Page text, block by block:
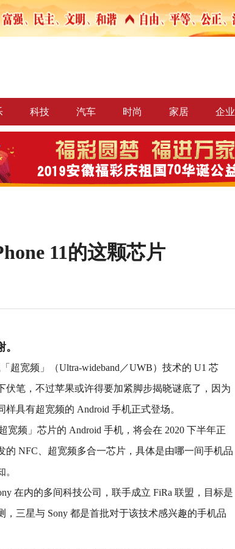
科技 汽车 时尚 家居 企业
11的这颗芯片
超宽频」（Ultra-wideband／UWB）技术的 U1 芯
伏笔，不过苹果或许得要加紧脚步揭晓谜底了，因为
具有超宽频的 Android 手机正式登场。
宽频」芯片的 Android 手机，将会在 2020 下半年正
NFC、超宽频多合一芯片，具体是由哪一间手机品
在内的多间科技公司，联手成立 FiRa 联盟，目标是
三星与 Sony 都是首批对于该技术感兴趣的手机品